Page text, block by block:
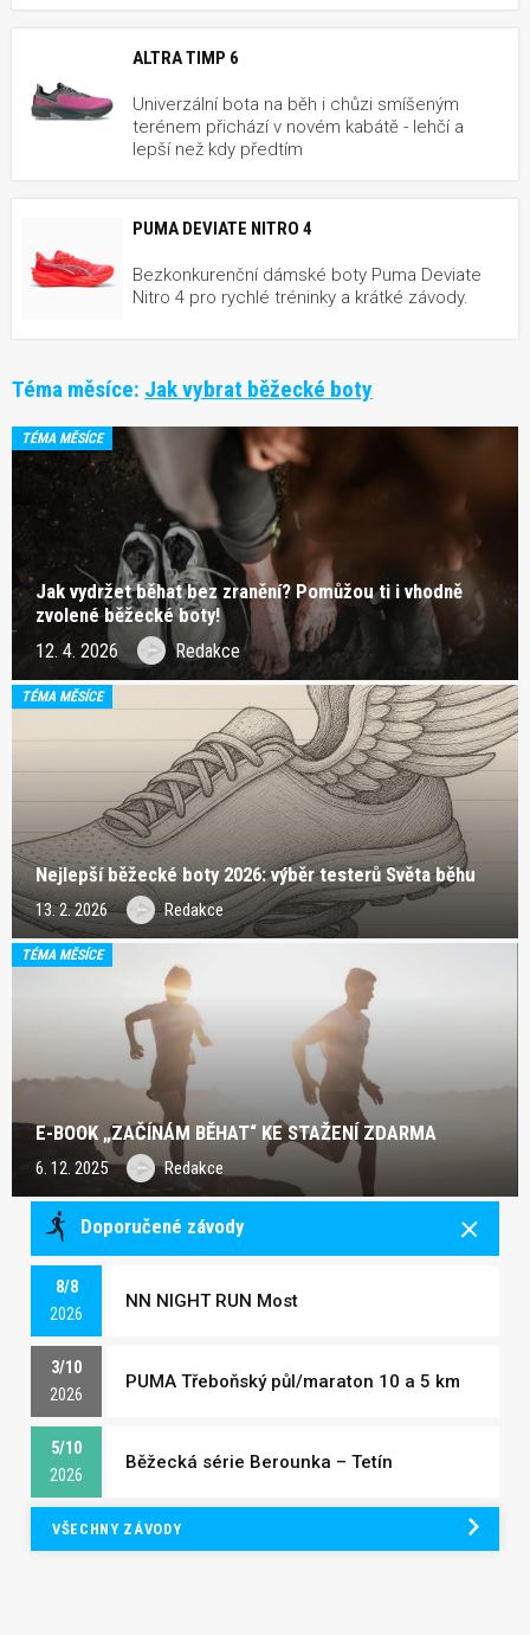
ALTRA TIMP 6
Univerzální bota na běh i chůzi smíšeným
terénem přichází v novém kabátě - lehčí a
lepší než kdy předtím
PUMA DEVIATE NITRO 4
Bezkonkurenční dámské boty Puma Deviate
Nitro 4 pro rychlé tréninky a krátké závody.
Téma měsíce: Jak vybrat běžecké boty
TÉMA MĚSÍCE
Jak vydržet běhat bez zranění? Pomůžou ti i vhodně
zvolené běžecké boty!
12. 4. 2026 Redakce
TÉMA MĚSÍCE
Nejlepší běžecké boty 2026: výběr testerů Světa běhu
13. 2. 2026 Redakce
TÉMA MĚSÍCE
E-BOOK „ZAČÍNÁM BĚHAT“ KE STAŽENÍ ZDARMA
6. 12. 2025 Redakce
Doporučené závody
8/8
2026
NN NIGHT RUN Most
3/10
2026
PUMA Třeboňský půl/maraton 10 a 5 km
5/10
2026
Běžecká série Berounka – Tetín
VŠECHNY ZÁVODY